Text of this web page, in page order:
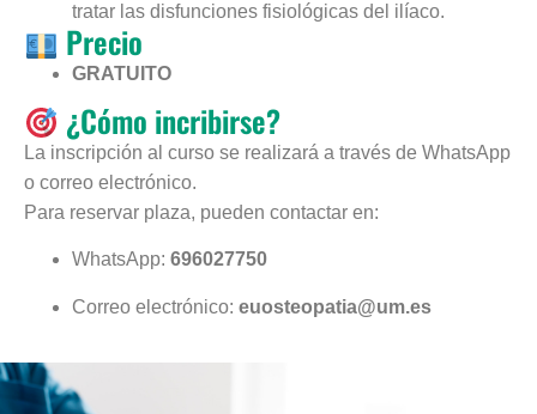
tratar las disfunciones fisiológicas del ilíaco.
Precio
GRATUITO
¿Cómo incribirse?
La inscripción al curso se realizará a través de WhatsApp
o correo electrónico.
Para reservar plaza, pueden contactar en:
WhatsApp: 696027750
Correo electrónico: euosteopatia@um.es